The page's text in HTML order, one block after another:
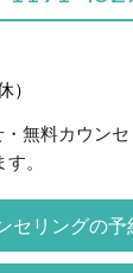
）
無料カウン
。
セリングの予